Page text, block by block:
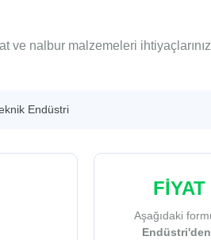
ve nalbur malzemeleri
Endüstri
Aşağıdaki
Endüstri'den